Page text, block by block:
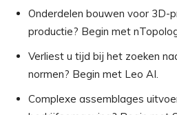
Onderdelen bouwen voor 3D-
productie? Begin met
Verliest u tijd bij het zoeken
normen? Begin met Leo AI.
Complexe assemblages